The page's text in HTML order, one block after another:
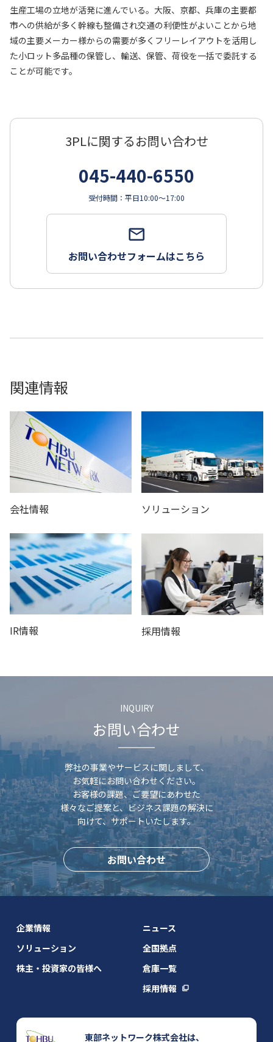
生産工場の立地が活発に進んでいる。大阪、京都、兵庫の主要都
市への供給が多く幹線も整備され交通の利便性がよいことから地
域の主要メーカー様からの需要が多くフリーレイアウトを活用し
た小ロット多品種の保管し、輸送、保管、荷役を一括で委託する
ことが可能です。
3PLに関するお問い合わせ
045-440-6550
受付時間 平日10:00～17:00
お問い合わせフォームはこちら
関連情報
会社情報 ソリューション
IR情報 採用情報
INQUIRY
お問い合わせ
弊社の事業やサービスに関しまして、
お気軽にお問い合わせください。
お客様の課題、ご要望にあわせた
様々なご提案と、ビジネス課題の解決に
向けて、サポートいたします。
お問い合わせ
企業情報
ソリューション
株主・投資家の皆様へ
ニュース
全国拠点
倉庫一覧
採用情報
東部ネットワーク株式会社は、